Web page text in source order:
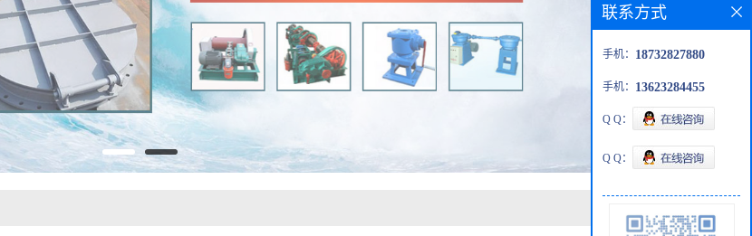
联系方式
手机： 18732827880
手机： 13623284455
Q Q：
Q Q：